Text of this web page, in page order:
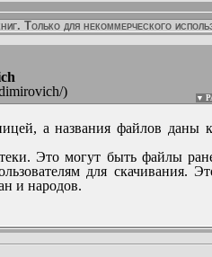
Только для некоммерческого
)
▼
а названия файлов даны
Это могут быть файлы
для скачивания.
и народов.